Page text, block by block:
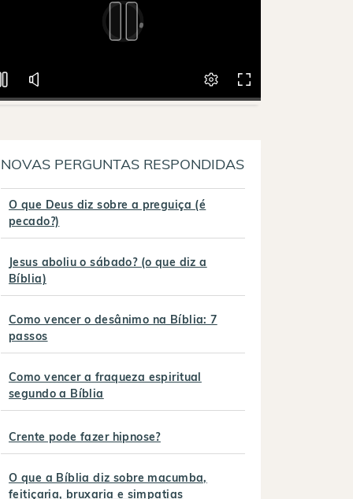
NOVAS PERGUNTAS RESPONDIDAS
O que Deus diz sobre a preguiça (é
pecado?)
Jesus aboliu o sábado? (o que diz a
Bíblia)
Como vencer o desânimo na Bíblia: 7
passos
Como vencer a fraqueza espiritual
segundo a Bíblia
Crente pode fazer hipnose?
O que a Bíblia diz sobre macumba,
feitiçaria, bruxaria e simpatias